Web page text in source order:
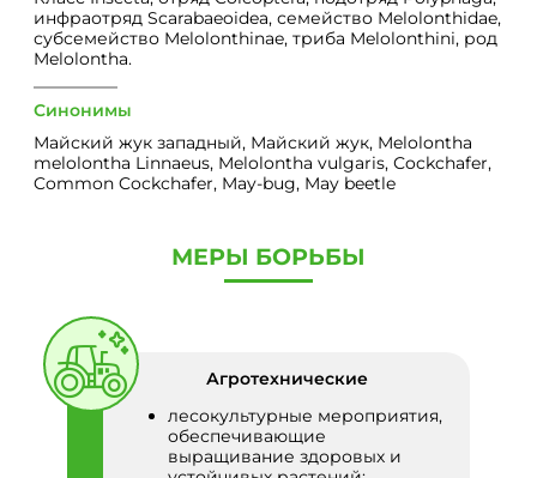
инфраотряд Scarabaeoidea, семейство Melolonthidae,
субсемейство Melolonthinae, триба Melolonthini, род
Melolontha.
Синонимы
Майский жук западный, Майский жук, Melolontha
melolontha Linnaeus, Melolontha vulgaris, Сockchafer,
Common Cockchafer, May-bug, May beetle
МЕРЫ БОРЬБЫ
Агротехнические
лесокультурные мероприятия,
обеспечивающие
выращивание здоровых и